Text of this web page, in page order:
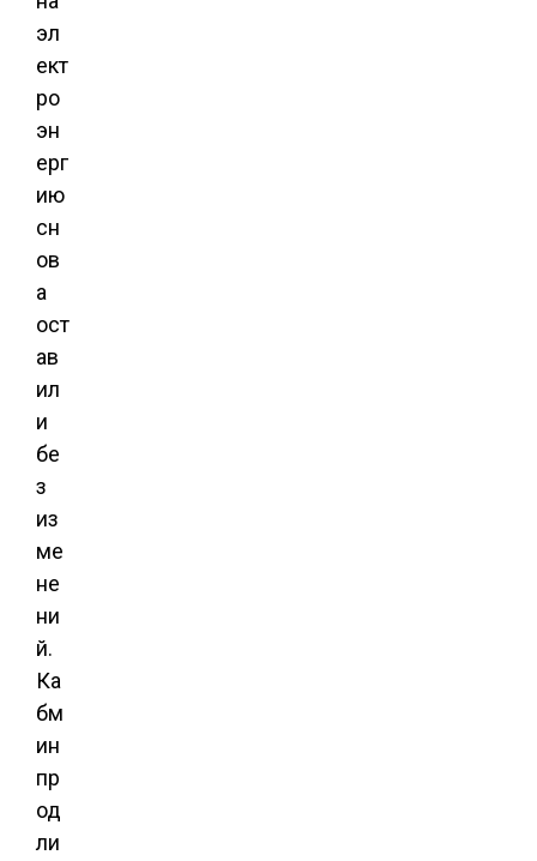
эл
ект
ро
эн
ерг
ию
сн
ов
а
ост
ав
ил
и
бе
з
из
ме
не
ни
й.
Ка
бм
ин
пр
од
ли